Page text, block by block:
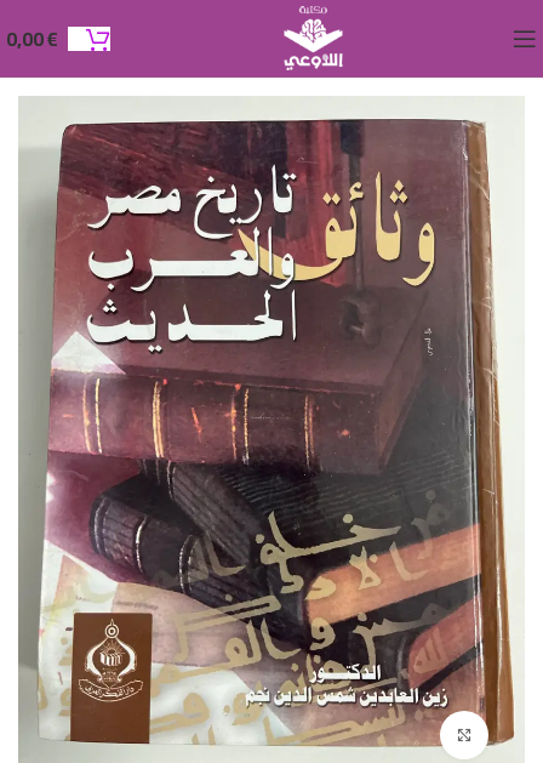
0,00€
Click to enlarge